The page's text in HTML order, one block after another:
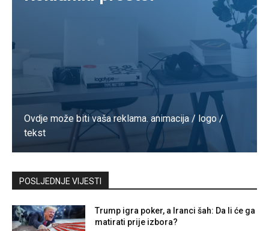
Ovdje može biti vaša reklama. animacija / logo /
tekst
Kontaktirajte nas
POSLJEDNJE VIJESTI
Trump igra poker, a Iranci šah: Da li će ga
matirati prije izbora?